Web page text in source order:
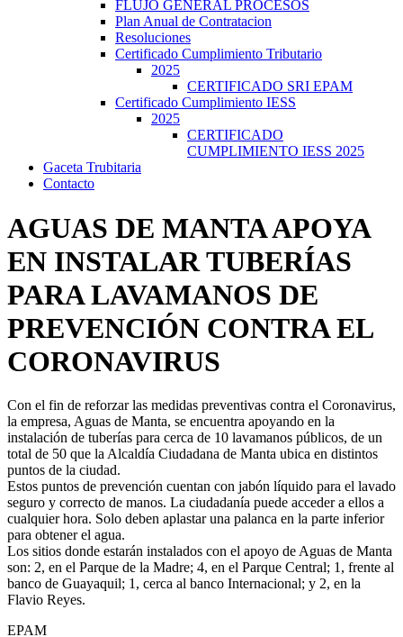
FLUJO GENERAL PROCESOS
Plan Anual de Contratacion
Resoluciones
Certificado Cumplimiento Tributario
2025
CERTIFICADO SRI EPAM
Certificado Cumplimiento IESS
2025
CERTIFICADO
CUMPLIMIENTO IESS 2025
Gaceta Trubitaria
Contacto
AGUAS DE MANTA APOYA
EN INSTALAR TUBERÍAS
PARA LAVAMANOS DE
PREVENCIÓN CONTRA EL
CORONAVIRUS
Con el fin de reforzar las medidas preventivas contra el Coronavirus,
la empresa, Aguas de Manta, se encuentra apoyando en la
instalación de tuberías para cerca de 10 lavamanos públicos, de un
total de 50 que la Alcaldía Ciudadana de Manta ubica en distintos
puntos de la ciudad.
Estos puntos de prevención cuentan con jabón líquido para el lavado
seguro y correcto de manos. La ciudadanía puede acceder a ellos a
cualquier hora. Solo deben aplastar una palanca en la parte inferior
para obtener el agua.
Los sitios donde estarán instalados con el apoyo de Aguas de Manta
son: 2, en el Parque de la Madre; 4, en el Parque Central; 1, frente al
banco de Guayaquil; 1, cerca al banco Internacional; y 2, en la
Flavio Reyes.
EPAM